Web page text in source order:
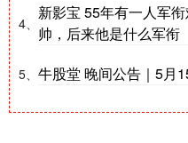
4、
新影宝 55年有一人军
帅，后来他是什么军衔
5、 牛股堂 晚间公告｜5月